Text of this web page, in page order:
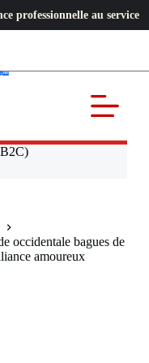
au service de votre
occidentale bagues de
amoureux